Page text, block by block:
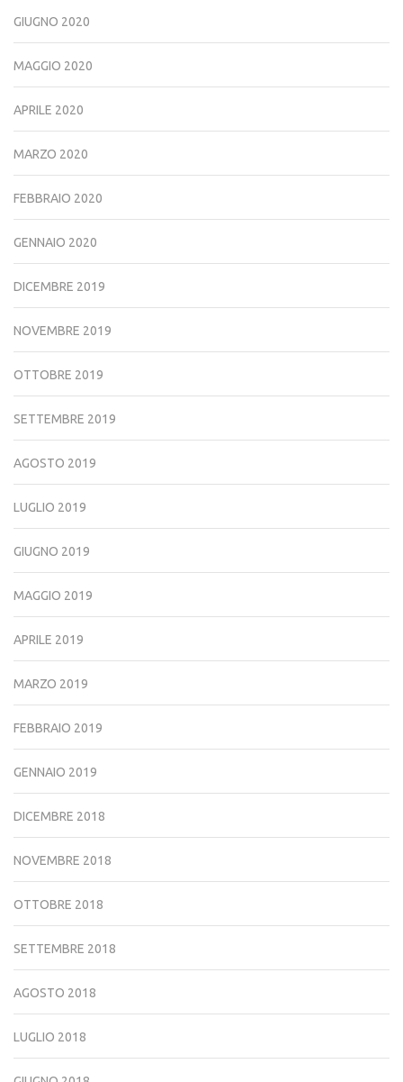
GIUGNO 2020
MAGGIO 2020
APRILE 2020
MARZO 2020
FEBBRAIO 2020
GENNAIO 2020
DICEMBRE 2019
NOVEMBRE 2019
OTTOBRE 2019
SETTEMBRE 2019
AGOSTO 2019
LUGLIO 2019
GIUGNO 2019
MAGGIO 2019
APRILE 2019
MARZO 2019
FEBBRAIO 2019
GENNAIO 2019
DICEMBRE 2018
NOVEMBRE 2018
OTTOBRE 2018
SETTEMBRE 2018
AGOSTO 2018
LUGLIO 2018